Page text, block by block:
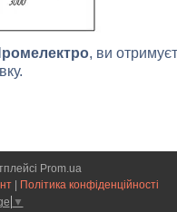
, ви
Prom.ua
Політика конфіденційності
▼